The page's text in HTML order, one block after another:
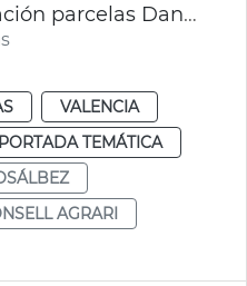
Solicitudes recuperación parcelas Dana València
VALENCIA
TEMÁTICA
AGRARI